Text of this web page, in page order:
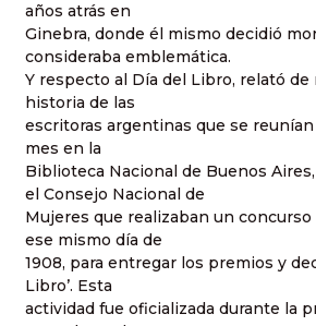
años atrás en
Ginebra, donde él mismo decidió
consideraba emblemática.
Y respecto al Día del Libro, relató de
historia de las
escritoras argentinas que se reunían
mes en la
Biblioteca Nacional de Buenos
el Consejo Nacional de
Mujeres que realizaban un concurso
ese mismo día de
1908, para entregar los premios y
Libro’. Esta
actividad fue oficializada durante la